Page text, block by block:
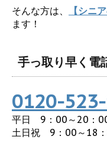
そんな方は、 【シニ
ます！
手っ取り早く電
0120-
平日 9：00～20：
土日祝 9：00～18